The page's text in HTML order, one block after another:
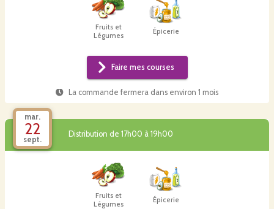
Fruits et
Légumes
Épicerie
Faire mes courses
La commande fermera dans environ 1 mois
mar.
22
sept.
Distribution de 17h00 à 19h00
Fruits et
Légumes
Épicerie